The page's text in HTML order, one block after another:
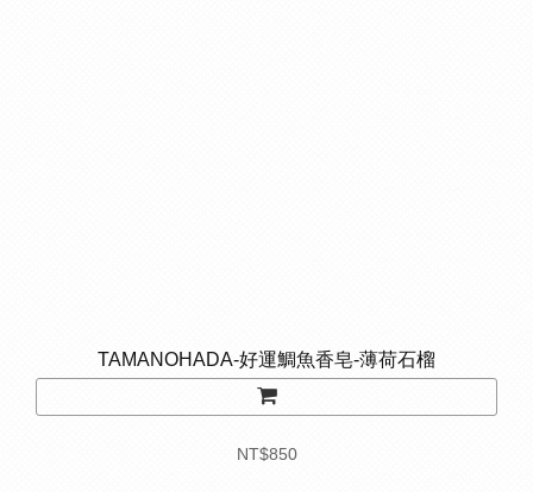
TAMANOHADA-好運鯛魚香皂-薄荷石榴
NT$850